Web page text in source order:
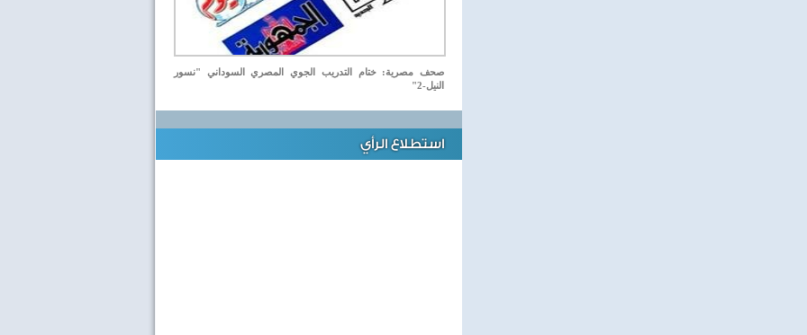
صحف مصرية: ختام التدريب الجوي المصري السوداني "نسور
النيل-2"
استطلاع الرأي